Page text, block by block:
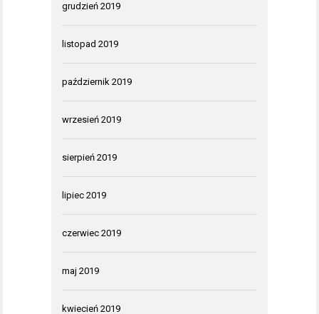
grudzień 2019
listopad 2019
październik 2019
wrzesień 2019
sierpień 2019
lipiec 2019
czerwiec 2019
maj 2019
kwiecień 2019